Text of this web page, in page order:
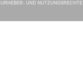
URHEBER- UND NUTZUNGSRECHTE